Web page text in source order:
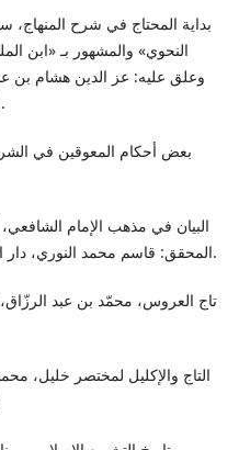
بداية المحتاج في شرح
النحوي» والمشهور بـ «ابن
وعلق عليه: عز الدين هشام بن
الأردن، بدون طبعة 1421 هـ - 2001م.
بعض أحكام المعوقين في
البيان في مذهب الإمام
المحقق: قاسم محمد النوري، دار المنهاج – جدة، ط1، 1421 هـ- 2000م.
تاج العروس، محمّد بن عبد
التاج والإكليل لمختصر خليل،